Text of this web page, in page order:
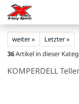
weiter »
Letzter »
36Artikel in dieser
KOMPERDELL